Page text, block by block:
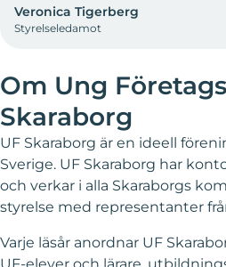
Veronica Tigerberg
Styrelseledamot